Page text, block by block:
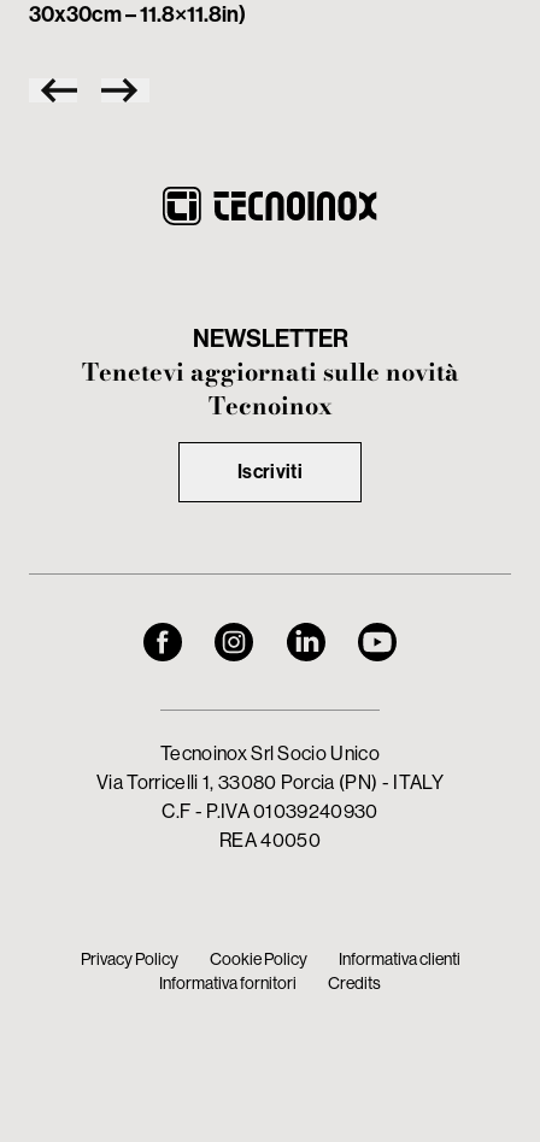
30x30cm – 11.8×11.8in)
NEWSLETTER
Tenetevi aggiornati sulle novità
Tecnoinox
Iscriviti
Tecnoinox Srl Socio Unico
Via Torricelli 1, 33080 Porcia (PN) - ITALY
C.F - P.IVA 01039240930
REA 40050
Privacy Policy Cookie Policy
Informativa clienti
Informativa fornitori
Credits